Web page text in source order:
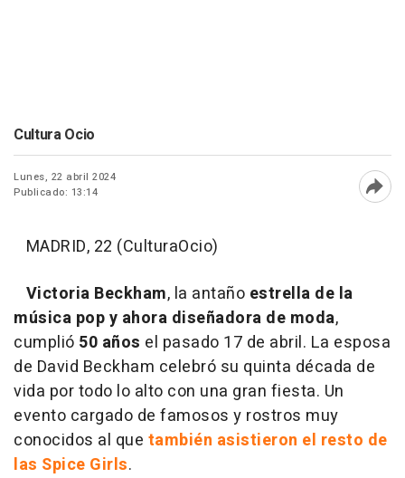
Cultura Ocio
Lunes, 22 abril 2024
Publicado: 13:14
MADRID, 22 (CulturaOcio)
Victoria Beckham, la antaño estrella de la
música pop y ahora diseñadora de moda,
cumplió 50 años el pasado 17 de abril. La esposa
de David Beckham celebró su quinta década de
vida por todo lo alto con una gran fiesta. Un
evento cargado de famosos y rostros muy
conocidos al que también asistieron el resto de
las Spice Girls.